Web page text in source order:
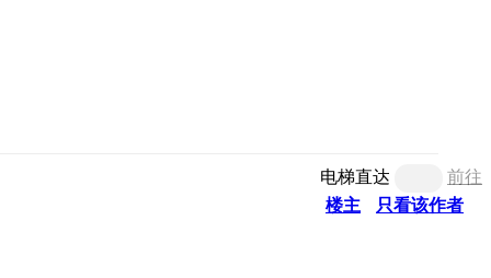
电梯直达
前往
楼主
只看该作者